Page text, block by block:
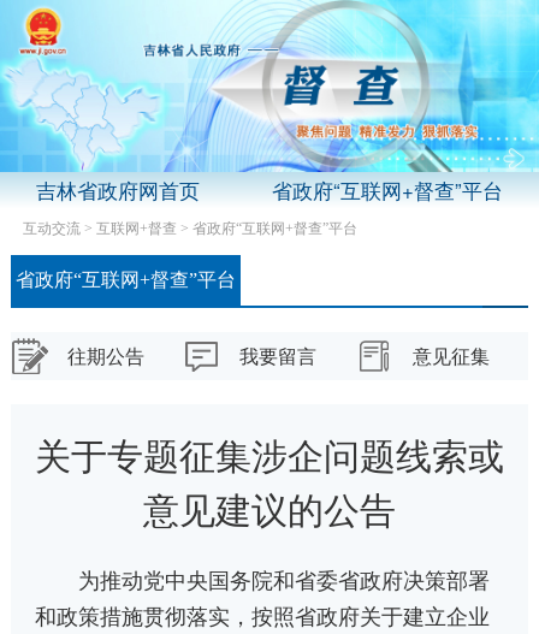
吉林省政府网首页 省政府“互联网+督查”平台
互动交流> 互联网+督查 > 省政府“互联网+督查”平台
省政府“互联网+督查”平台
往期公告 我要留言 意见征集
关于专题征集涉企问题线索或
意见建议的公告
为推动党中央国务院和省委省政府决策部署
和政策措施贯彻落实，按照省政府关于建立企业